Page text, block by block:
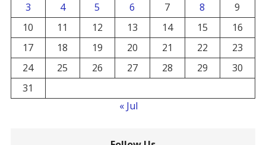
3
4 5 6 7 8
9
10
11 12 13 14 15
16
17
18 19 20 21 22
23
24
25 26 27 28 29
30
31
« Jul